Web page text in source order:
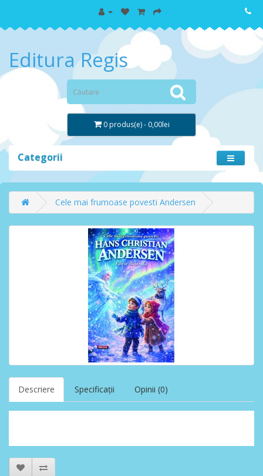
Editura Regis
0 produs(e) - 0,00lei
Categorii
Cele mai frumoase povesti Andersen
Descriere Specificaţii Opinii (0)